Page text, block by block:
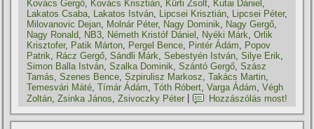
Kovács Gergő, Kovács Krisztián, Kürti Zsolt, Kutai Dániel ,
Lakatos Csaba, Lakatos István, Lipcsei Krisztián, Lipcsei Péter,
Milovanovic Dejan, Molnár Péter, Nagy Dominik, Nagy Gergő,
Nagy Ronald, NB3, Németh Kristóf Dániel , Nyéki Márk,Orlik
Krisztofer, Patik Márton, Pergel Bence, Pintér Ádám, Popov
Patrik, Rácz Gergő,Sándli Márk,Sebestyén István,Silye Erik,
Simon Balla István,Szalka Dominik,Szántó Gergő,Szász
Tamás,Szenes Bence,Szpirulisz Markosz,Takács Martin,
Temesvári Máté,Tí­már Ádám,Tóth Róbert,Varga Ádám,Végh
Zoltán ,Zsinka János ,Zsivoczky Péter Hozzászólás most!